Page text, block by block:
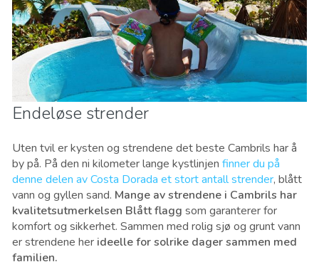
Endeløse strender
Uten tvil er kysten og strendene det beste Cambrils har å
by på. På den ni kilometer lange kystlinjen finner du på
denne delen av Costa Dorada et stort antall strender, blått
vann og gyllen sand. Mange av strendene i Cambrils har
kvalitetsutmerkelsen Blått flagg som garanterer for
komfort og sikkerhet. Sammen med rolig sjø og grunt vann
er strendene her ideelle for solrike dager sammen med
familien.